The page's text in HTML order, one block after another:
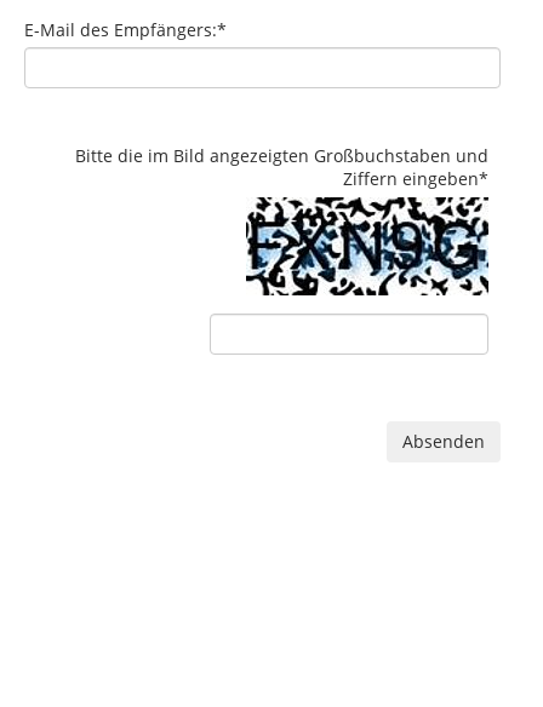
E-Mail des Empfängers:*
Bitte die im Bild angezeigten Großbuchstaben und
Ziffern eingeben*
Absenden